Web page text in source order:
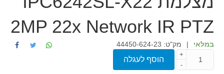
2MP 22x Network IR PTZ
במלאי | מק"ט: 44450-624-23
+
-
הוסף לעגלה